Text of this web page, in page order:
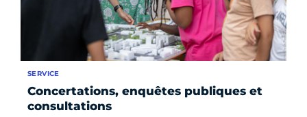
Concertations, enquêtes publiques et
consultations
SERVICE